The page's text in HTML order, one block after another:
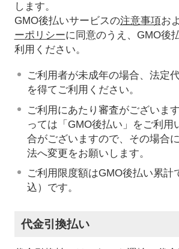
します。
GMO後払いサービスの注意事項お
ーポリシーに同意のうえ、GMO後
利用ください。
ご利用者が未成年の場合、法定
を得てご利用ください。
ご利用にあたり審査がございま
っては「GMO後払い」をご利用
合がございますので、その場合
法へ変更をお願いします。
ご利用限度額はGMO後払い累計
込）です。
代金引換払い